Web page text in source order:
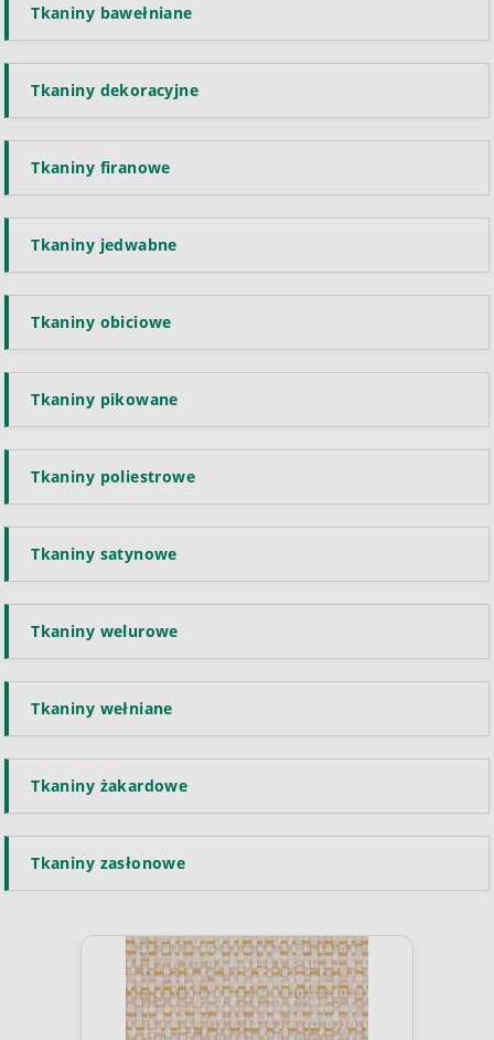
Tkaniny bawełniane
Tkaniny dekoracyjne
Tkaniny firanowe
Tkaniny jedwabne
Tkaniny obiciowe
Tkaniny pikowane
Tkaniny poliestrowe
Tkaniny satynowe
Tkaniny welurowe
Tkaniny wełniane
Tkaniny żakardowe
Tkaniny zasłonowe